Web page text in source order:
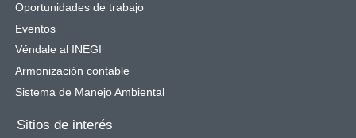
Oportunidades de trabajo
Eventos
Véndale al INEGI
Armonización contable
Sistema de Manejo Ambiental
Sitios de interés